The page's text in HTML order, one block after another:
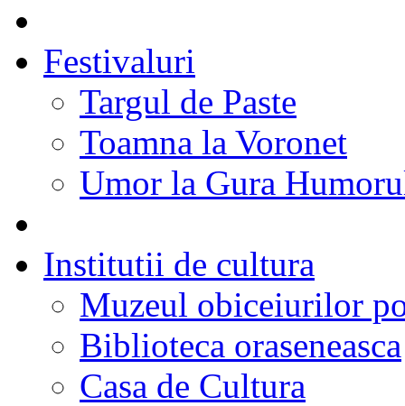
Festivaluri
Targul de Paste
Toamna la Voronet
Umor la Gura
Institutii de cultura
Muzeul obiceiurilor
Biblioteca oraseneasca
Casa de Cultura